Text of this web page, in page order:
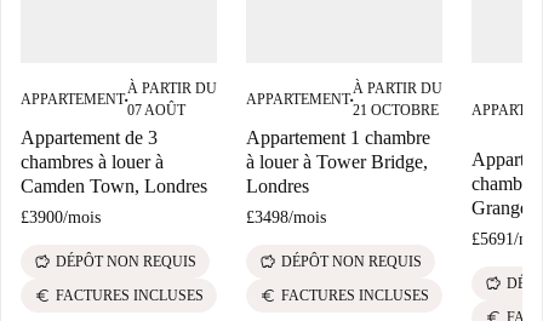
APPARTEMENT■
À PARTIR DU
07 AOÛT
Appartement de 3
chambres à louer à
Camden Town, Londres
£3900/mois
savings DÉPÔT NON REQUIS
euro FACTURES INCLUSES
APPARTEMENT■
À PARTIR DU
21 OCTOBRE
Appartement 1 chambre
à louer à Tower Bridge,
Londres
£3498/mois
savings DÉPÔT NON REQUIS
euro FACTURES INCLUSES
Grange,
£5691/
savings